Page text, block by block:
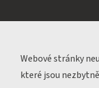
Webové stránky
které jsou